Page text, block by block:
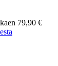
79,90 €